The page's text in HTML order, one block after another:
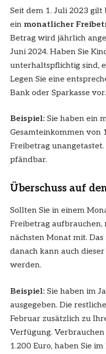
Seit dem 1. Juli 2023
ein monatlicher
Betrag wird jährlich
Juni 2024. Haben Sie
unterhaltspflichtig sind,
Legen Sie eine
Bank oder Sparkasse vor.
Beispiel: Sie haben ein
Gesamteinkommen von
Freibetrag
pfändbar.
Überschuss auf
Sollten Sie in einem
Freibetrag aufbrauchen,
nächsten Monat mit.
danach kann auch dieser
werden.
Beispiel: Sie haben im
ausgegeben. Die
Februar zusätzlich zu
Verfügung.
1.200 Euro, haben Sie